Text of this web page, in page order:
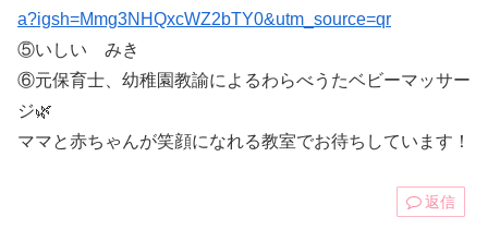
a?igsh=Mmg3NHQxcWZ2bTY0&utm_source=qr
⑤いしい みき
⑥元保育士、幼稚園教諭によるわらべうたベビーマッサー
ジ🌿
ママと赤ちゃんが笑顔になれる教室でお待ちしています！
返信